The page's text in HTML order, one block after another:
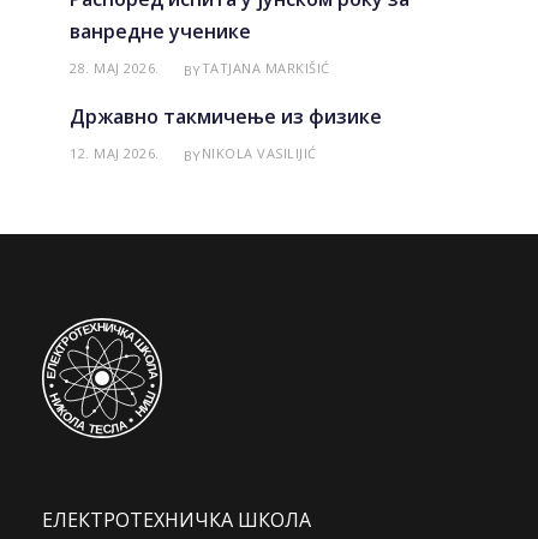
ванредне ученике
28. МАЈ 2026. BYTATJANA MARKIŠIĆ
Државно такмичење из физике
12. МАЈ 2026. BYNIKOLA VASILIJIĆ
ЕЛЕКТРОТЕХНИЧКА ШКОЛА